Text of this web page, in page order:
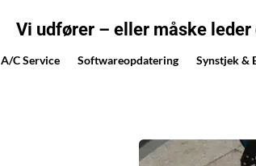
Vi udfører – eller måske leder
A/C Service Softwareopdatering Synstjek &